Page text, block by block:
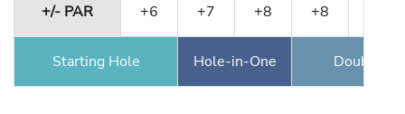
+/- PAR +6 +7 +8 +8
Starting Hole Hole-in-One Double